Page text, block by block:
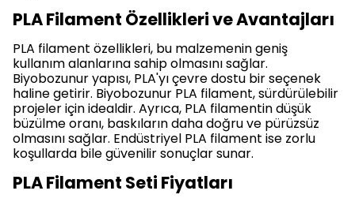
PLA Filament Özellikleri ve Avantajları
PLA filament özellikleri, bu malzemenin geniş
kullanım alanlarına sahip olmasını sağlar.
Biyobozunur yapısı, PLA'yı çevre dostu bir seçenek
haline getirir. Biyobozunur PLA filament, sürdürülebilir
projeler için idealdir. Ayrıca, PLA filamentin düşük
büzülme oranı, baskıların daha doğru ve pürüzsüz
olmasını sağlar. Endüstriyel PLA filament ise zorlu
koşullarda bile güvenilir sonuçlar sunar.
PLA Filament Seti Fiyatları